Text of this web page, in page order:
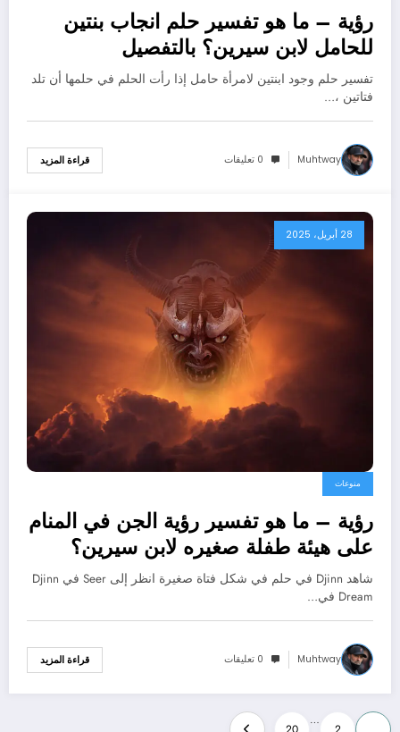
رؤية – ما هو تفسير حلم انجاب بنتين
للحامل لابن سيرين؟ بالتفصيل
تفسير حلم وجود ابنتين لامرأة حامل إذا رأت الحلم في حلمها أن تلد
فتاتين ،…
Muhtway 0 تعليقات قراءة المزيد
28 أبريل، 2025
منوعات
رؤية – ما هو تفسير رؤية الجن في المنام
على هيئة طفلة صغيره لابن سيرين؟
بالتفصيل
شاهد Djinn في حلم في شكل فتاة صغيرة انظر إلى Seer في Djinn
Dream في…
Muhtway 0 تعليقات قراءة المزيد
تعدد …